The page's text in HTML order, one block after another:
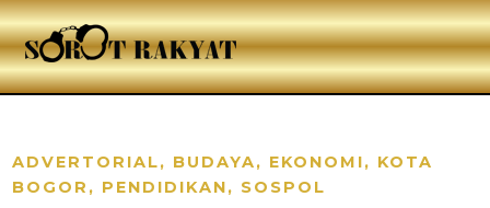
ADVERTORIAL, BUDAYA, EKONOMI, KOTA
BOGOR , PENDIDIKAN, SOSPOL